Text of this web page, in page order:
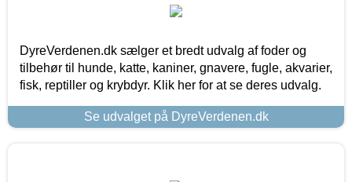
DyreVerdenen.dk sælger et bredt udvalg af foder og
tilbehør til hunde, katte, kaniner, gnavere, fugle, akvarier,
fisk, reptiller og krybdyr. Klik her for at se deres udvalg.
Se udvalget på DyreVerdenen.dk